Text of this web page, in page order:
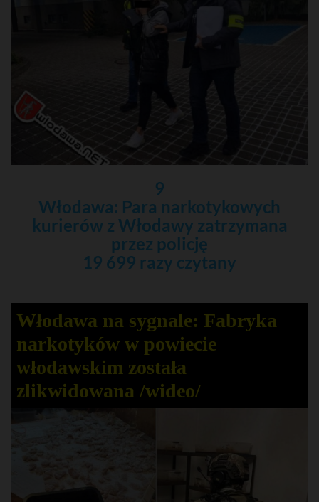
9
Włodawa: Para narkotykowych
kurierów z Włodawy zatrzymana
przez policję
19 699 razy czytany
Włodawa na sygnale: Fabryka
narkotyków w powiecie
włodawskim została
zlikwidowana /wideo/